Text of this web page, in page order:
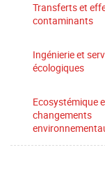
Transferts et
contaminants
Ingénierie et
écologiques
Ecosystémique
changements